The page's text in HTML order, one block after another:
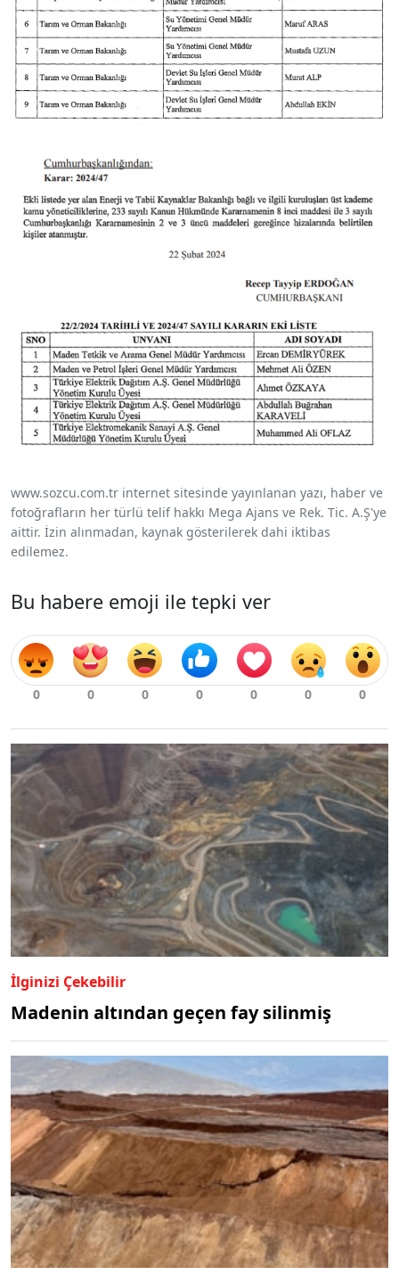
www.sozcu.com.tr internet sitesinde yayınlanan yazı, haber ve
fotoğrafların her türlü telif hakkı Mega Ajans ve Rek. Tic. A.Ş'ye
aittir. İzin alınmadan, kaynak gösterilerek dahi iktibas
edilemez.
Bu habere emoji ile tepki ver
İlginizi Çekebilir
Madenin altından geçen fay silinmiş